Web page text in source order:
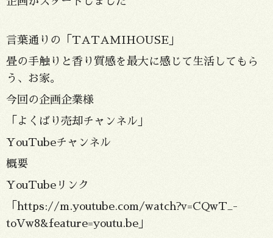
言葉通りの「TATAMIHOUSE」
畳の手触りと香り質感を最大に感じて生活してもら
う、お家。
今回の企画企業様
「よくばり売却チャンネル」
YouTubeチャンネル
概要
YouTubeリンク
https://m.youtube.com/watch?v=CQwT_-
toVw8&feature=youtu.be 」